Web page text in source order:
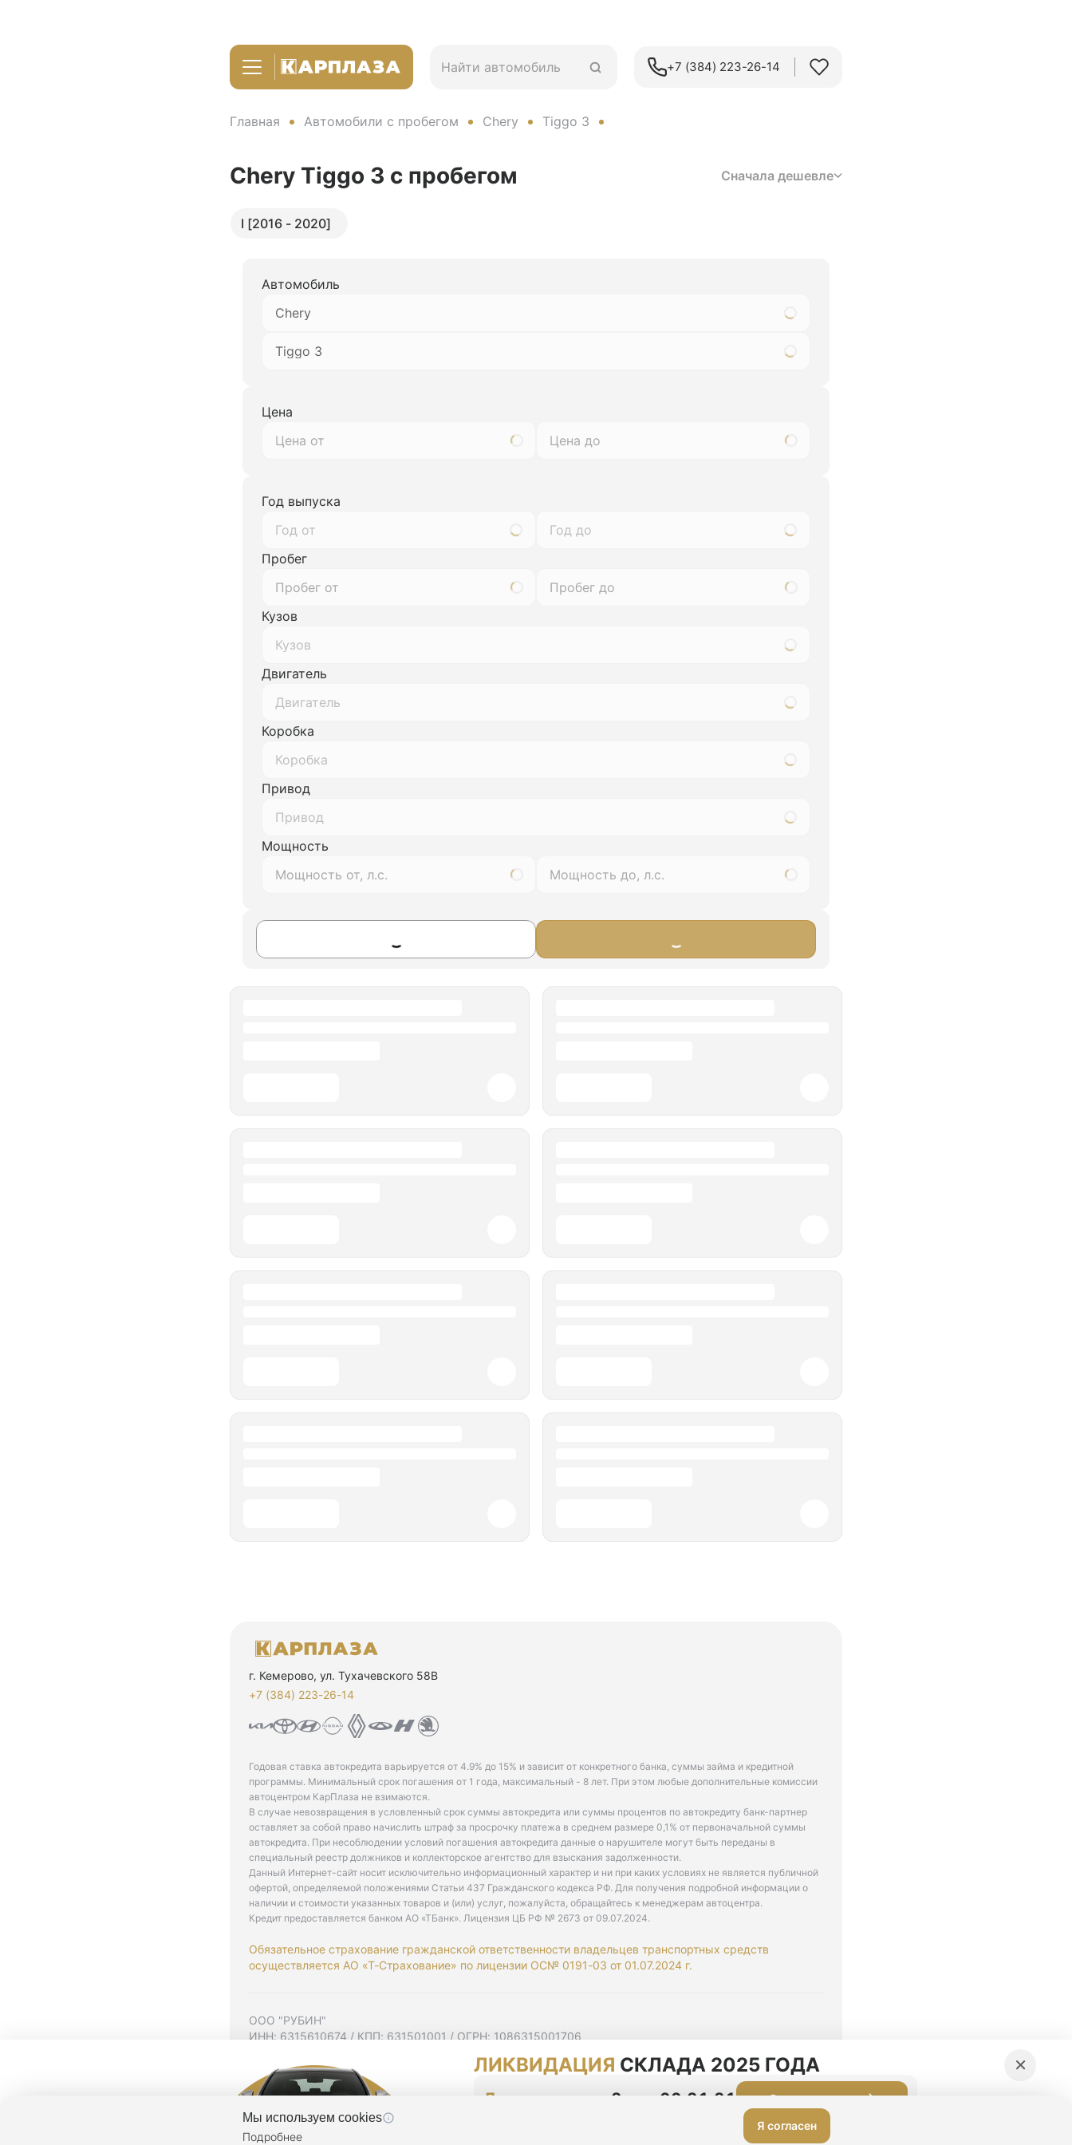
+7 (384) 223-26-14‬
Главная Автомобили с пробегом Chery Tiggo 3
Chery Tiggo 3 с пробегом Сначала дешевле
I [2016 - 2020]
Автомобиль
Chery
Tiggo 3
Цена
Год выпуска
Год от
Год до
Пробег
Кузов
Кузов
Двигатель
Двигатель
Коробка
Коробка
Привод
Привод
Мощность
г. Кемерово, ул. Тухачевского 58В
+7 (384) 223-26-14‬
Годовая ставка автокредита варьируется от 4.9% до 15% и зависит от конкретного банка, суммы займа и кредитной
программы. Минимальный срок погашения от 1 года, максимальный - 8 лет. При этом любые дополнительные комиссии
автоцентром КарПлаза не взимаются.
В случае невозвращения в условленный срок суммы автокредита или суммы процентов по автокредиту банк-партнер
оставляет за собой право начислить штраф за просрочку платежа в среднем размере 0,1% от первоначальной суммы
автокредита. При несоблюдении условий погашения автокредита данные о нарушителе могут быть переданы в
специальный реестр должников и коллекторское агентство для взыскания задолженности.
Данный Интернет-сайт носит исключительно информационный характер и ни при каких условиях не является публичной
офертой, определяемой положениями Статьи 437 Гражданского кодекса РФ. Для получения подробной информации о
наличии и стоимости указанных товаров и (или) услуг, пожалуйста, обращайтесь к менеджерам автоцентра.
Кредит предоставляется банком АО «ТБанк». Лицензия ЦБ РФ № 2673 от 09.07.2024.
Обязательное страхование гражданской ответственности владельцев транспортных средств
осуществляется АО «Т-Страхование» по лицензии ОС№ 0191-03 от 01.07.2024 г.
ООО "РУБИН"
ИНН: 6315610674 / КПП: 631501001 / ОГРН: 1086315001706
Согласие на рекламную рассылку
Политика конфиденциальности
Мы используем cookies
Подробнее
Я согласен
ЛИКВИДАЦИЯ СКЛАДА 2025 ГОДА
До конца акции 2 дня 00:21:30 Оставить заявку
×